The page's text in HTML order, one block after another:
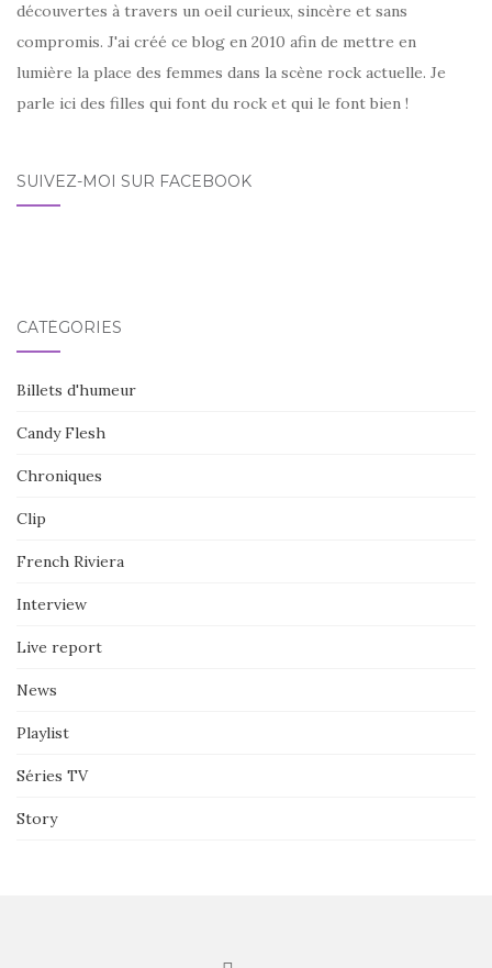
découvertes à travers un oeil curieux, sincère et sans
compromis. J'ai créé ce blog en 2010 afin de mettre en
lumière la place des femmes dans la scène rock actuelle. Je
parle ici des filles qui font du rock et qui le font bien !
SUIVEZ-MOI SUR FACEBOOK
CATÉGORIES
Billets d'humeur
Candy Flesh
Chroniques
Clip
French Riviera
Interview
Live report
News
Playlist
Séries TV
Story